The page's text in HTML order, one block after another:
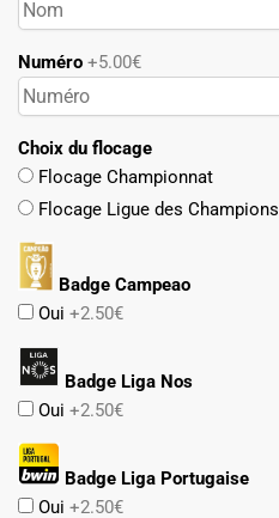
Numéro +5.00€
Choix du flocage
Flocage Championnat
Flocage Ligue des Champions
Badge Campeao
Oui +2.50€
Badge Liga Nos
Oui +2.50€
Badge Liga Portugaise
Oui +2.50€